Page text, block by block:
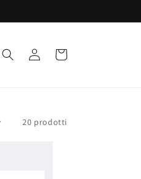
Accedi Carrello
20 prodotti